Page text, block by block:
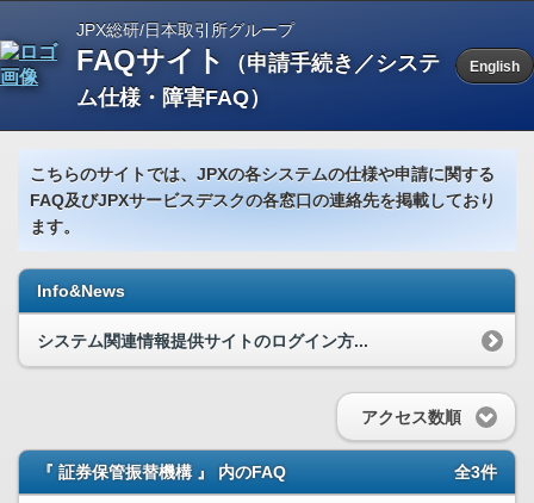
JPX総研/日本取引所グループ
FAQサイト
（申請手続き／システ
ム仕様・障害FAQ）
English
こちらのサイトでは、JPXの各システムの仕様や申請に関する
FAQ及びJPXサービスデスクの各窓口の連絡先を掲載しており
ます。
Info&News
システム関連情報提供サイトのログイン方...
アクセス数順
『 証券保管振替機構 』 内のFAQ 全3件